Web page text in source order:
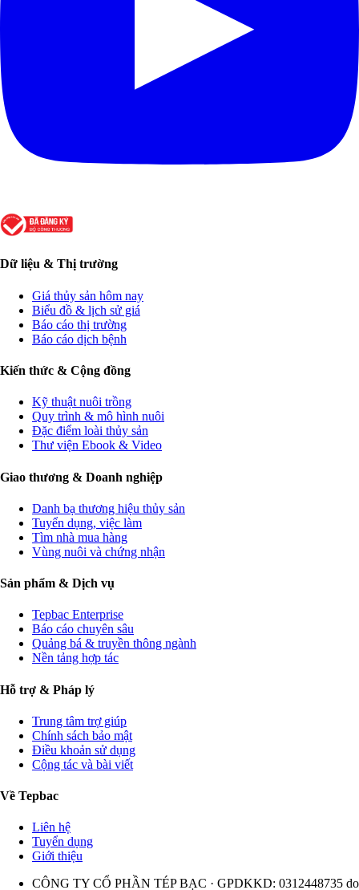
Dữ liệu & Thị trường
Giá thủy sản hôm nay
Biểu đồ & lịch sử giá
Báo cáo thị trường
Báo cáo dịch bệnh
Kiến thức & Cộng đồng
Kỹ thuật nuôi trồng
Quy trình & mô hình nuôi
Đặc điểm loài thủy sản
Thư viện Ebook & Video
Giao thương & Doanh nghiệp
Danh bạ thương hiệu thủy sản
Tuyển dụng, việc làm
Tìm nhà mua hàng
Vùng nuôi và chứng nhận
Sản phẩm & Dịch vụ
Tepbac Enterprise
Báo cáo chuyên sâu
Quảng bá & truyền thông ngành
Nền tảng hợp tác
Hỗ trợ & Pháp lý
Trung tâm trợ giúp
Chính sách bảo mật
Điều khoản sử dụng
Cộng tác và bài viết
Về Tepbac
Liên hệ
Tuyển dụng
Giới thiệu
CÔNG TY CỔ PHẦN TÉP BẠC · GPDKKD: 0312448735 do